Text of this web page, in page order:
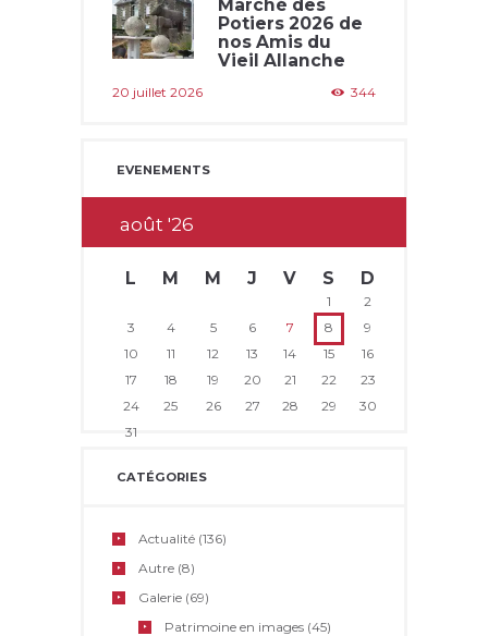
Marché des
Potiers 2026 de
nos Amis du
Vieil Allanche
20 juillet 2026 344
EVENEMENTS
août26
L M M J V S D
1
2
3
4 5 6 7 8
9
10
11 12 13 14 15
16
17
18 19 20 21 22
23
24
25 26 27 28 29
30
31
CATÉGORIES
Actualité (136)
Autre (8)
Galerie (69)
Patrimoine en images (45)